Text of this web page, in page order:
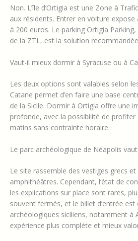
Non. L’île d’Ortigia est une Zone à
aux résidents. Entrer en voiture
à 200 euros. Le parking Ortigia
de la ZTL, est la solution
Vaut-il mieux dormir à Syracuse ou à
Les deux options sont valables selon
Catane permet d’en faire une base
de la Sicile. Dormir à Ortigia offre une
profonde, avec la possibilité de profiter
matins sans contrainte horaire.
Le parc archéologique de Néapolis
Le site rassemble des vestiges grecs
amphithéâtres. Cependant, l’état de
les explications sur place sont rares,
souvent fermés, et le billet d’entrée est
archéologiques siciliens, notamment à
expérience plus complète et mieux